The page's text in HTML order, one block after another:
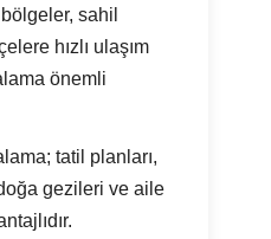
sahil
hızlı ulaşım
önemli
tatil planları,
gezileri ve aile